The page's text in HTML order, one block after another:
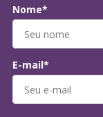
Nome*
E-mail*